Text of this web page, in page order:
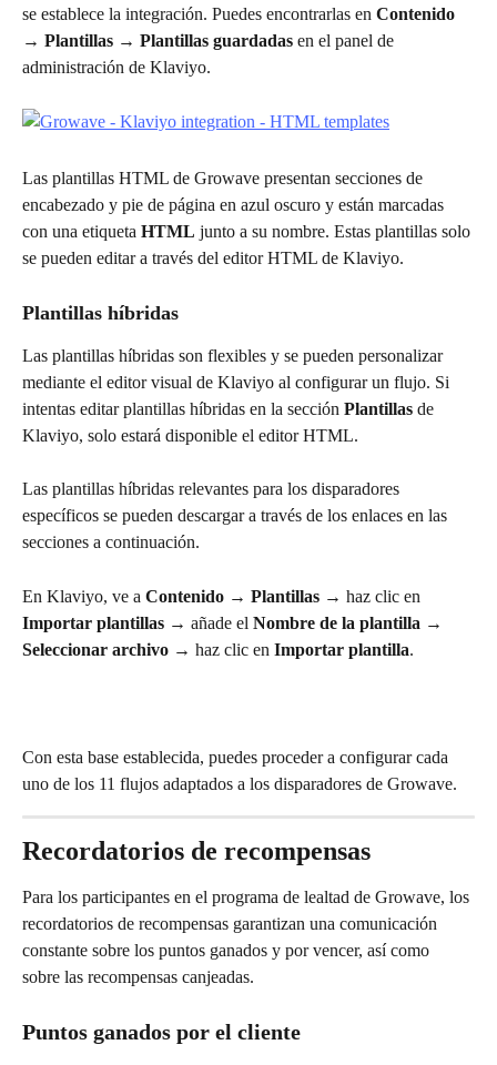
se establece la integración. Puedes encontrarlas en Contenido
→ Plantillas → Plantillas guardadas en el panel de
administración de Klaviyo.
Las plantillas HTML de Growave presentan secciones de
encabezado y pie de página en azul oscuro y están marcadas
con una etiqueta HTML junto a su nombre. Estas plantillas solo
se pueden editar a través del editor HTML de Klaviyo.
Plantillas híbridas
Las plantillas híbridas son flexibles y se pueden personalizar
mediante el editor visual de Klaviyo al configurar un flujo. Si
intentas editar plantillas híbridas en la sección Plantillas de
Klaviyo, solo estará disponible el editor HTML.
Las plantillas híbridas relevantes para los disparadores
específicos se pueden descargar a través de los enlaces en las
secciones a continuación.
En Klaviyo, ve a Contenido → Plantillas → haz clic en
Importar plantillas → añade el Nombre de la plantilla →
Seleccionar archivo → haz clic en Importar plantilla.
Con esta base establecida, puedes proceder a configurar cada
uno de los 11 flujos adaptados a los disparadores de Growave.
Recordatorios de recompensas
Para los participantes en el programa de lealtad de Growave, los
recordatorios de recompensas garantizan una comunicación
constante sobre los puntos ganados y por vencer, así como
sobre las recompensas canjeadas.
Puntos ganados por el cliente